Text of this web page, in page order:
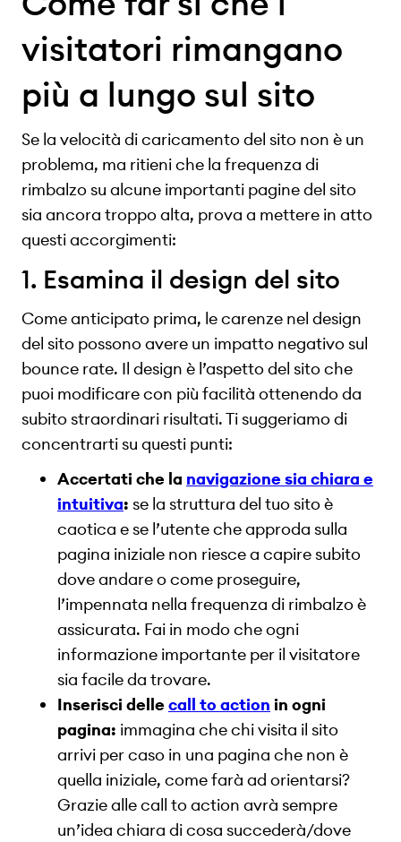
visitatori rimangano
più a lungo sul sito
Se la velocità di caricamento del sito non è un
problema, ma ritieni che la frequenza di
rimbalzo su alcune importanti pagine del sito
sia ancora troppo alta, prova a mettere in atto
questi accorgimenti:
1. Esamina il design del sito
Come anticipato prima, le carenze nel design
del sito possono avere un impatto negativo sul
bounce rate. Il design è l’aspetto del sito che
puoi modificare con più facilità ottenendo da
subito straordinari risultati. Ti suggeriamo di
concentrarti su questi punti:
Accertati che la navigazione sia chiara e
intuitiva: se la struttura del tuo sito è
caotica e se l’utente che approda sulla
pagina iniziale non riesce a capire subito
dove andare o come proseguire,
l’impennata nella frequenza di rimbalzo è
assicurata. Fai in modo che ogni
informazione importante per il visitatore
sia facile da trovare.
Inserisci dellecall to action in ogni
pagina: immagina che chi visita il sito
arrivi per caso in una pagina che non è
quella iniziale, come farà ad orientarsi?
Grazie alle call to action avrà sempre
un’idea chiara di cosa succederà/dove